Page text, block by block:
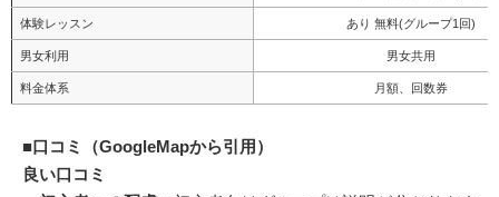
体験レッスン あり 無料(グループ1回)
男女利用 男女共用
料金体系 月額、回数券
■口コミ（GoogleMapから引用）
良い口コミ